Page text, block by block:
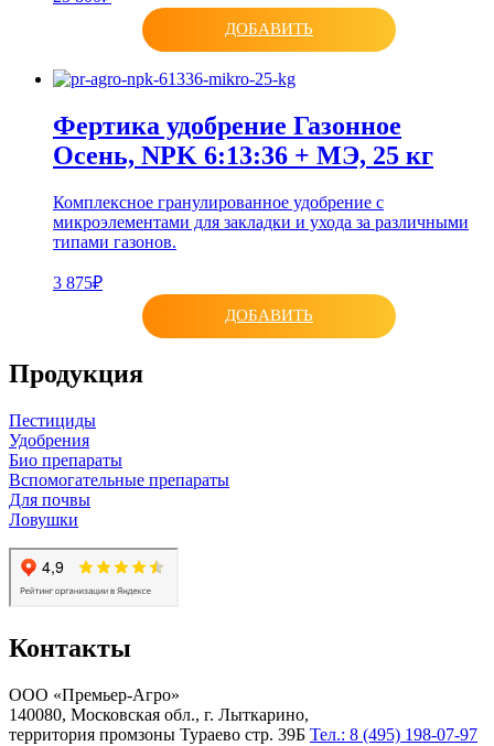
ДОБАВИТЬ
Фертика удобрение Газонное
Осень, NPK 6:13:36 + МЭ, 25 кг
Комплексное гранулированное удобрение с
микроэлементами для закладки и ухода за различными
типами газонов.
3 875₽
ДОБАВИТЬ
Продукция
Пестициды
Удобрения
Био препараты
Вспомогательные препараты
Для почвы
Ловушки
Контакты
ООО «Премьер-Агро»
140080, Московская обл., г. Лыткарино,
территория промзоны Тураево стр. 39Б Тел.: 8 (495) 198-07-97